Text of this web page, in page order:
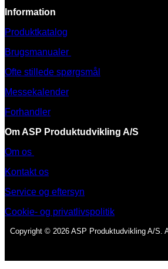
Information
Produktkatalog
Brugsmanualer
Ofte stillede spørgsmål
Messekalender
Forhandler
Om ASP Produktudvikling A/S
Om os
Kontakt os
Service og eftersyn
Cookie- og privatlivspolitik
Copyright © 2026 ASP Produktudvikling A/S.